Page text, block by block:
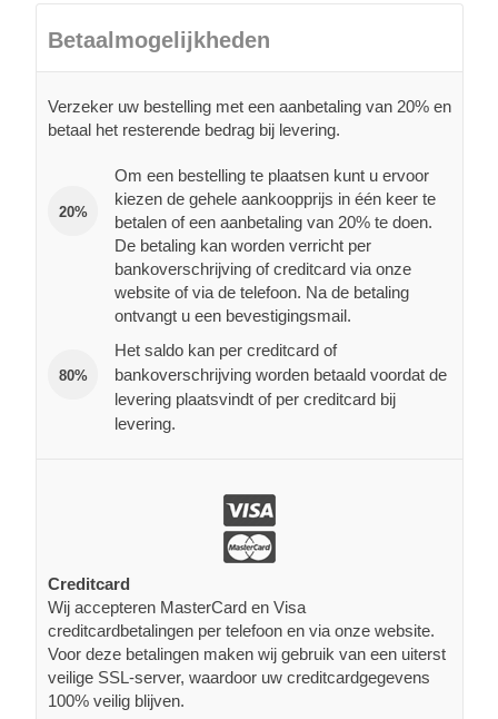
Betaalmogelijkheden
Verzeker uw bestelling met een aanbetaling van 20% en
betaal het resterende bedrag bij levering.
20%
Om een bestelling te plaatsen kunt u ervoor
kiezen de gehele aankoopprijs in één keer te
betalen of een aanbetaling van 20% te doen.
De betaling kan worden verricht per
bankoverschrijving of creditcard via onze
website of via de telefoon. Na de betaling
ontvangt u een bevestigingsmail.
80%
Het saldo kan per creditcard of
bankoverschrijving worden betaald voordat de
levering plaatsvindt of per creditcard bij
levering.
Creditcard
Wij accepteren MasterCard en Visa
creditcardbetalingen per telefoon en via onze website.
Voor deze betalingen maken wij gebruik van een uiterst
veilige SSL-server, waardoor uw creditcardgegevens
100% veilig blijven.